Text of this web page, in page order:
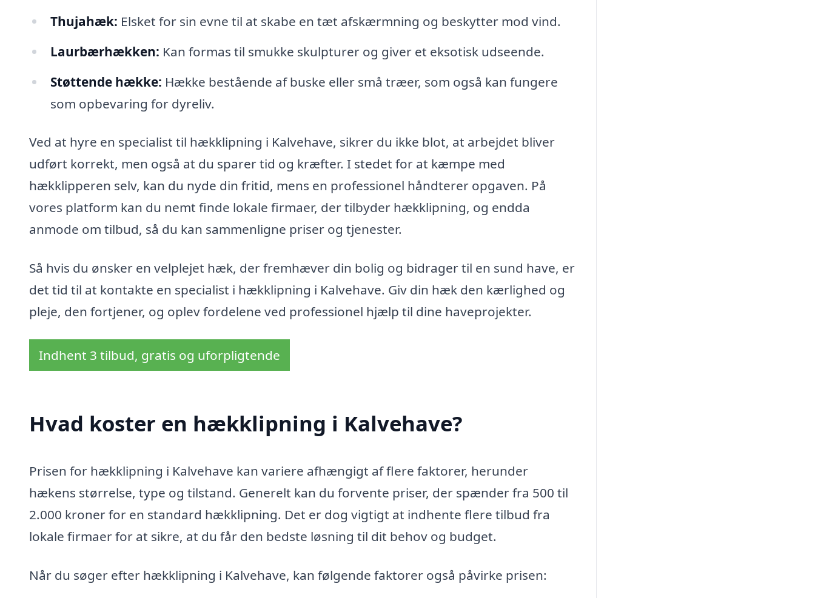
Thujahæk: Elsket for sin evne til at skabe en tæt afskærmning og beskytter mod vind.
Laurbærhækken: Kan formas til smukke skulpturer og giver et eksotisk udseende.
Støttende hække: Hække bestående af buske eller små træer, som også kan fungere
som opbevaring for dyreliv.
Ved at hyre en specialist til hækklipning i Kalvehave, sikrer du ikke blot, at arbejdet bliver
udført korrekt, men også at du sparer tid og kræfter. I stedet for at kæmpe med
hækklipperen selv, kan du nyde din fritid, mens en professionel håndterer opgaven. På
vores platform kan du nemt finde lokale firmaer, der tilbyder hækklipning, og endda
anmode om tilbud, så du kan sammenligne priser og tjenester.
Så hvis du ønsker en velplejet hæk, der fremhæver din bolig og bidrager til en sund have, er
det tid til at kontakte en specialist i hækklipning i Kalvehave. Giv din hæk den kærlighed og
pleje, den fortjener, og oplev fordelene ved professionel hjælp til dine haveprojekter.
Indhent 3 tilbud, gratis og uforpligtende
Hvad koster en hækklipning i Kalvehave?
Prisen for hækklipning i Kalvehave kan variere afhængigt af flere faktorer, herunder
hækens størrelse, type og tilstand. Generelt kan du forvente priser, der spænder fra 500 til
2.000 kroner for en standard hækklipning. Det er dog vigtigt at indhente flere tilbud fra
lokale firmaer for at sikre, at du får den bedste løsning til dit behov og budget.
Når du søger efter hækklipning i Kalvehave, kan følgende faktorer også påvirke prisen: